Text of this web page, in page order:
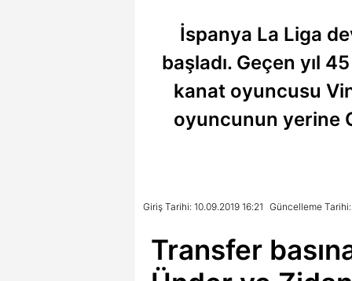
İspanya La Liga
başladı. Geçen yıl
kanat oyuncusu
oyuncunun yerine
Giriş Tarihi: 10.09.2019 16:21 Güncelleme Tarihi:
Transfer